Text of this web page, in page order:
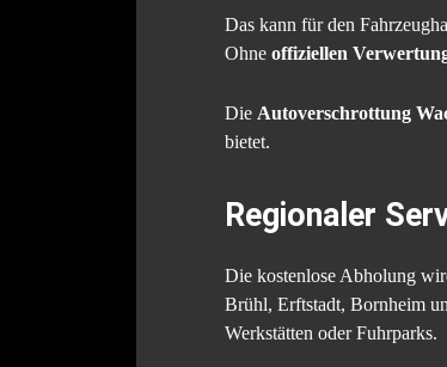
Das kann für den
Ohne offiziellen
Die Autoverschrottung
bietet.
Regionaler
Die kostenlose Abholung
Brühl, Erftstadt, Bornheim
Werkstätten oder Fuhrparks.